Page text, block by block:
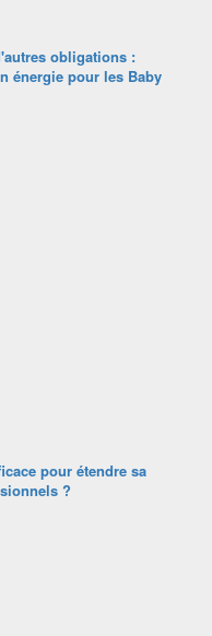
obligations :
énergie pour les Baby
pour étendre sa
?